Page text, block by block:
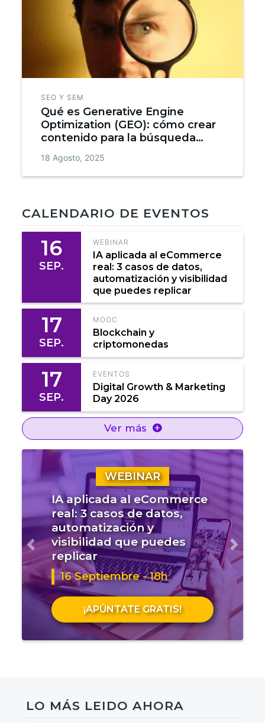
SEO Y SEM
Qué es Generative Engine
Optimization (GEO): cómo crear
contenido para la búsqueda
18 Agosto, 2025
CALENDARIO DE EVENTOS
16
SEP.
WEBINAR
IA aplicada al eCommerce
real: 3 casos de datos,
automatización y visibilidad
que puedes replicar
17
SEP.
MOOC
Blockchain y
criptomonedas
17
SEP.
EVENTOS
Digital Growth & Marketing
Day 2026
Ver más
WEBINAR
IA aplicada al eCommerce
real: 3 casos de datos,
automatización y
visibilidad que puedes
replicar
16 Septiembre - 18h
¡APÚNTATE GRATIS!
Anterior
LO MÁS LEIDO AHORA